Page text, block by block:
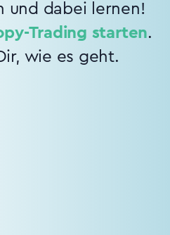
und dabei lernen!
Trading starten.
wie es geht.